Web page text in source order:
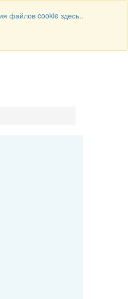
Всего рецептов 1064
файлов cookie здесь..